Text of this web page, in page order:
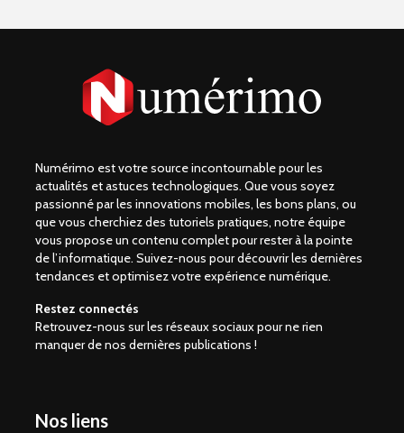
Numérimo est votre source incontournable pour les
actualités et astuces technologiques. Que vous soyez
passionné par les innovations mobiles, les bons plans, ou
que vous cherchiez des tutoriels pratiques, notre équipe
vous propose un contenu complet pour rester à la pointe
de l’informatique. Suivez-nous pour découvrir les dernières
tendances et optimisez votre expérience numérique.
Restez connectés
Retrouvez-nous sur les réseaux sociaux pour ne rien
manquer de nos dernières publications !
Nos liens